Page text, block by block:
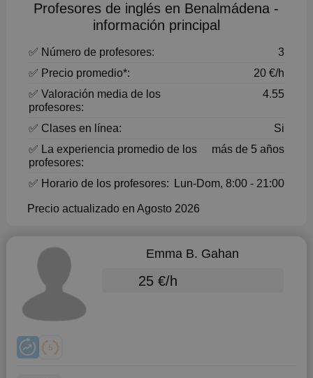
Profesores de inglés en Benalmádena -
información principal
✅ Número de profesores:
3
✅ Precio promedio*:
20 €/h
✅ Valoración media de los
profesores:
4.55
✅ Clases en línea:
Si
✅ La experiencia promedio de los
profesores:
más de 5 años
✅ Horario de los profesores: Lun-Dom, 8:00 - 21:00
Precio actualizado en Agosto 2026
Emma B. Gahan
25 €/h